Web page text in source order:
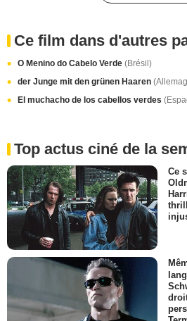
Ce film dans d'autres
O Menino do Cabelo Verde (Brésil)
der Junge mit den grünen Haaren
El muchacho de los cabellos verdes
Top actus ciné de la
Ce